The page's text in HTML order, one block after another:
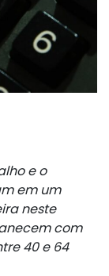
e o
em um
neste
com
40 e 64